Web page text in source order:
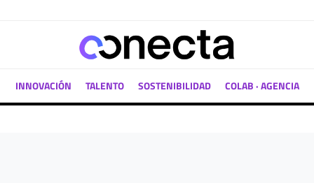
INNOVACIÓN TALENTO SOSTENIBILIDAD COLAB · AGENCIA